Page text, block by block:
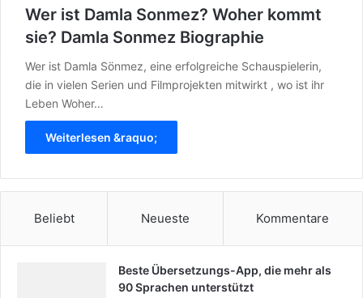
Wer ist Damla Sonmez? Woher kommt
sie? Damla Sonmez Biographie
Wer ist Damla Sönmez, eine erfolgreiche Schauspielerin,
die in vielen Serien und Filmprojekten mitwirkt , wo ist ihr
Leben Woher…
Weiterlesen &raquo;
Beliebt Neueste Kommentare
Beste Übersetzungs-App, die mehr als
90 Sprachen unterstützt